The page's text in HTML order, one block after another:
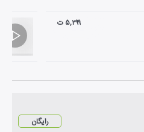
۵,۲۹۹ ت
رایگان